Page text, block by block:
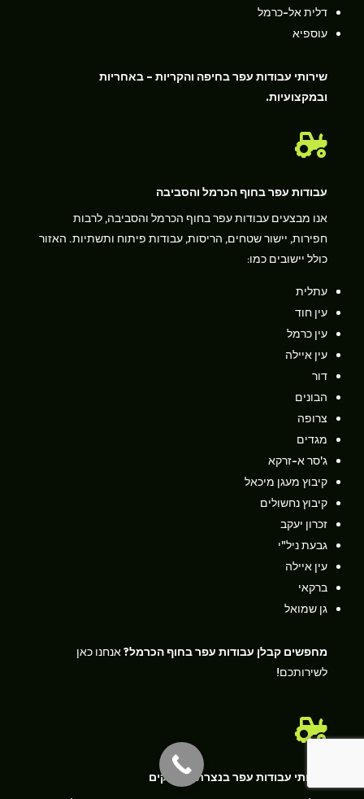
דלית אל-כרמל
עוספיא
שירותי עבודות עפר בחיפה והקריות – באחריות
ובמקצועיות.

עבודות עפר בחוף הכרמל והסביבה
אנו מבצעים עבודות עפר בחוף הכרמל והסביבה, לרבות
חפירות, יישור שטחים, הריסות, עבודות פיתוח ותשתיות. האזור
כולל יישובים כמו:
עתלית
עין חוד
עין כרמל
עין איילה
דור
הבונים
צרופה
מגדים
ג'סר א-זרקא
קיבוץ מעגן מיכאל
קיבוץ נחשולים
זכרון יעקב
גבעת ניל"י
עין איילה
ברקאי
גן שמואל
מחפשים קבלן עבודות עפר בחוף הכרמל?אנחנו כאן
לשירותכם!

שירותי עבודות עפר בנצרת והעמקים